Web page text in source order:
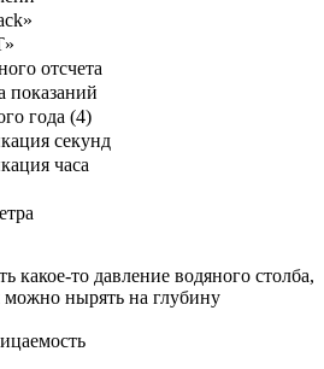
отсчета
показаний
года (4)
секунд
часа
какое-то давление водяного столба,
можно нырять на глубину